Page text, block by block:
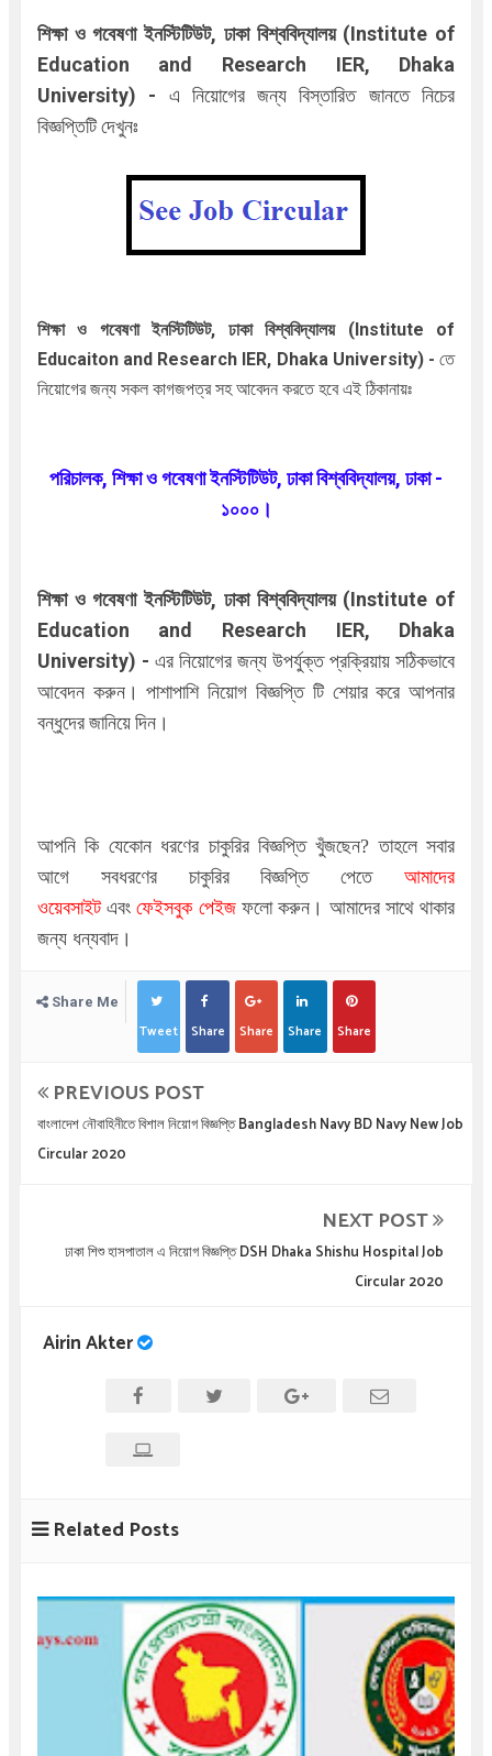
শিক্ষা ও গবেষণা ইনস্টিটিউট, ঢাকা বিশ্ববিদ্যালয় (Institute of
Education and Research IER, Dhaka
University) - এ নিয়োগের জন্য বিস্তারিত জানতে নিচের
বিজ্ঞপ্তিটি দেখুনঃ
শিক্ষা ও গবেষণা ইনস্টিটিউট, ঢাকা বিশ্ববিদ্যালয় (Institute of
Educaiton and Research IER, Dhaka University) -তে
নিয়োগের জন্য সকল কাগজপত্র সহ আবেদন করতে হবে এই ঠিকানায়ঃ
পরিচালক, শিক্ষা ও গবেষণা ইনস্টিটিউট, ঢাকা বিশ্ববিদ্যালয়, ঢাকা -
১০০০।
শিক্ষা ও গবেষণা ইনস্টিটিউট, ঢাকা বিশ্ববিদ্যালয় (Institute of
Education and Research IER, Dhaka
University) - এর নিয়োগের জন্য উপর্যুক্ত প্রক্রিয়ায় সঠিকভাবে
আবেদন করুন। পাশাপাশি নিয়োগ বিজ্ঞপ্তি টি শেয়ার করে আপনার
বন্ধুদের জানিয়ে দিন।
আপনি কি যেকোন ধরণের চাকুরির বিজ্ঞপ্তি খুঁজছেন?তাহলে সবার
আগে সবধরণের চাকুরির বিজ্ঞপ্তি পেতে
আমাদের
ওয়েবসাইট এবংফেইসবুক পেইজফলো করুন। আমাদের সাথে থাকার
জন্য ধন্যবাদ।
Share Me
Tweet Share Share Share Share
PREVIOUS POST
বাংলাদেশ নৌবাহিনীতে বিশাল নিয়োগ বিজ্ঞপ্তি Bangladesh Navy BD Navy New Job
Circular 2020
NEXT POST
ঢাকা শিশু হাসপাতাল এ নিয়োগ বিজ্ঞপ্তি DSH Dhaka Shishu Hospital Job
Circular 2020
Airin Akter
Related Posts